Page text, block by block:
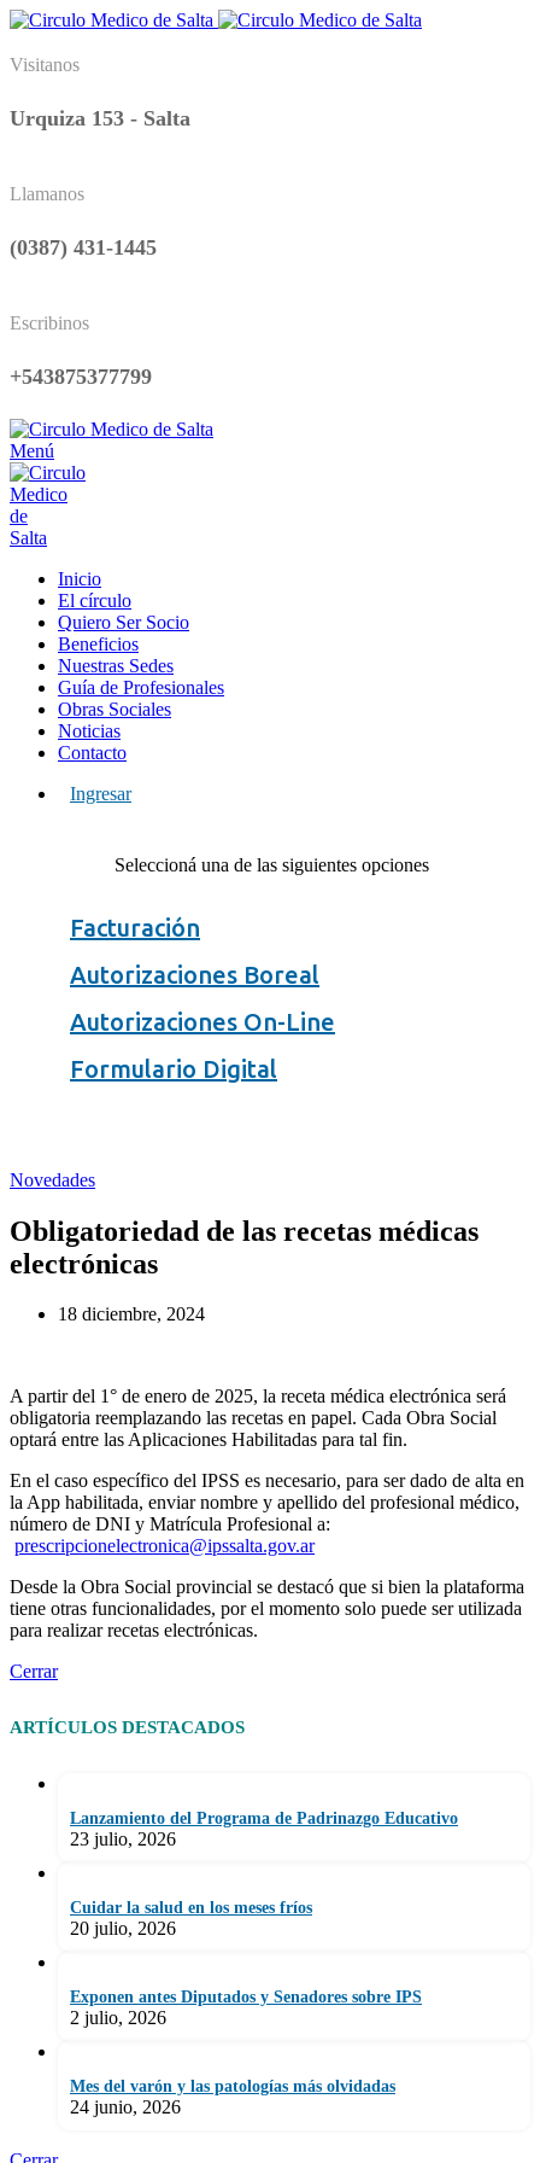
Visitanos
Urquiza 153 - Salta
Llamanos
(0387) 431-1445
Escribinos
+543875377799
Menú
Inicio
El círculo
Quiero Ser Socio
Beneficios
Nuestras Sedes
Guía de Profesionales
Obras Sociales
Noticias
Contacto
Ingresar
Seleccioná una de las siguientes opciones
Facturación
Autorizaciones Boreal
Autorizaciones On-Line
Formulario Digital
Novedades
Obligatoriedad de las recetas médicas
electrónicas
18 diciembre, 2024
A partir del 1° de enero de 2025, la receta médica electrónica será
obligatoria reemplazando las recetas en papel. Cada Obra Social
optará entre las Aplicaciones Habilitadas para tal fin.
En el caso específico del IPSS es necesario, para ser dado de alta en
la App habilitada, enviar nombre y apellido del profesional médico,
número de DNI y Matrícula Profesional a:
prescripcionelectronica@ipssalta.gov.ar
Desde la Obra Social provincial se destacó que si bien la plataforma
tiene otras funcionalidades, por el momento solo puede ser utilizada
para realizar recetas electrónicas.
Cerrar
ARTÍCULOS DESTACADOS
Lanzamiento del Programa de Padrinazgo Educativo
23 julio, 2026
Cuidar la salud en los meses fríos
20 julio, 2026
Exponen antes Diputados y Senadores sobre IPS
2 julio, 2026
Mes del varón y las patologías más olvidadas
24 junio, 2026